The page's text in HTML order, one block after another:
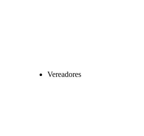
Vereadores